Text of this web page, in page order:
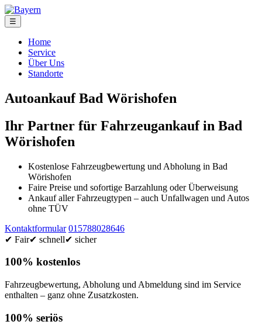
☰
Home
Service
Über Uns
Standorte
Autoankauf Bad Wörishofen
Ihr Partner für Fahrzeugankauf in Bad
Wörishofen
Kostenlose Fahrzeugbewertung und Abholung in Bad
Wörishofen
Faire Preise und sofortige Barzahlung oder Überweisung
Ankauf aller Fahrzeugtypen – auch Unfallwagen und Autos
ohne TÜV
Kontaktformular 015788028646
✔ Fair✔ schnell✔ sicher
100% kostenlos
Fahrzeugbewertung, Abholung und Abmeldung sind im Service
enthalten – ganz ohne Zusatzkosten.
100% seriös